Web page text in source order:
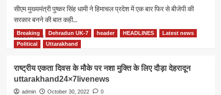
शपथ
ली।
Uttarakhand24×7livenews
मुख्यमंत्री
पुष्कर
सिंह
धामी
ने
और
एकता
दौड़
सीएम मुख्यमंत्री पुष्कर सिंह धामी ने हिमाचल प्रदेश में एक बार फिर से बीजेपी की
सरकार बनने की बात कही...
Read MoreRead
more
उत्तराखंड
की
तरह
हिमाचल
Breaking Dehradun UK-7 header HEADLINES
Latest news
Political
Uttarakhand
राष्ट्रीय एकता दिवस के मौके पर नशा मुक्ति के लिए दौड़ा देहरादून
uttarakhand24×7livenews
admin October 30, 2022 0